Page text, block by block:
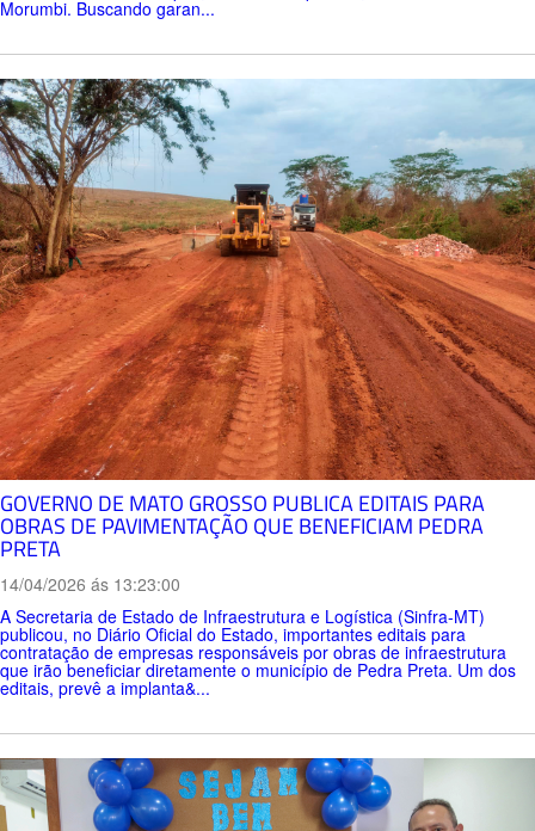
Morumbi. Buscando garan...
GOVERNO DE MATO GROSSO PUBLICA EDITAIS PARA
OBRAS DE PAVIMENTAÇÃO QUE BENEFICIAM PEDRA
PRETA
14/04/2026 ás 13:23:00
A Secretaria de Estado de Infraestrutura e Logística (Sinfra-MT)
publicou, no Diário Oficial do Estado, importantes editais para
contratação de empresas responsáveis por obras de infraestrutura
que irão beneficiar diretamente o município de Pedra Preta. Um dos
editais, prevê a implanta&...